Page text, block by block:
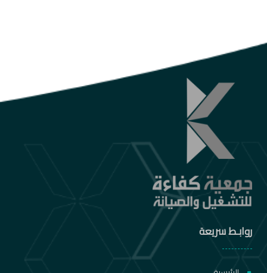
روابـط سريعة